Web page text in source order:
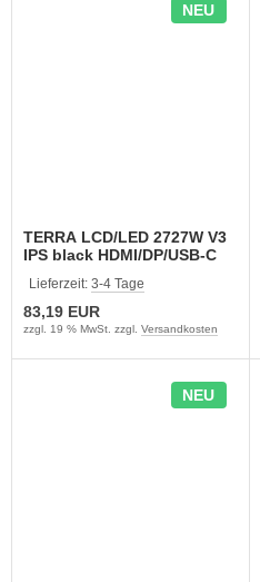
NEU
TERRA LCD/LED 2727W V3
IPS black HDMI/DP/USB-C
Lieferzeit: 3-4 Tage
83,19 EUR
zzgl. 19 % MwSt. zzgl. Versandkosten
NEU